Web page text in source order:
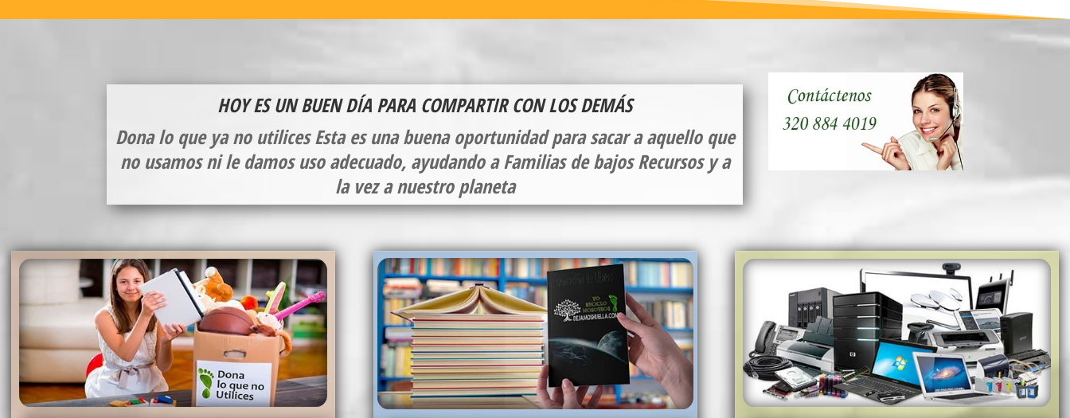
HOY ES UN BUEN DÍA PARA COMPARTIR CON LOS DEMÁS
Dona lo que ya no utilicesEsta es una buena oportunidad para sacar a aquello que
no usamos ni le damos uso adecuado, ayudando a Familias de bajos Recursos y a
la vez a nuestro planeta